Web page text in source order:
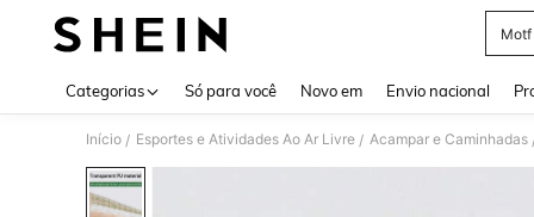
Motf
Categorias Só para você Novo em Envio nacional
Início / Esportes e Atividades Ao Ar Livre / Acampar e Caminhadas